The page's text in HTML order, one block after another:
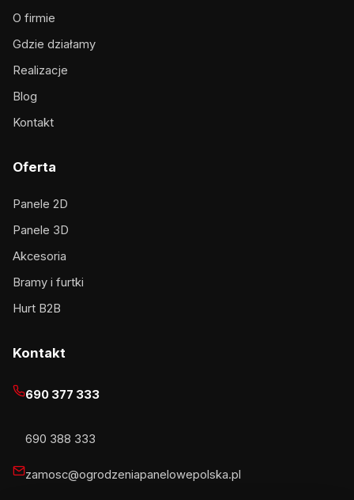
O firmie
Gdzie działamy
Realizacje
Blog
Kontakt
Oferta
Panele 2D
Panele 3D
Akcesoria
Bramy i furtki
Hurt B2B
Kontakt
690 377 333
690 388 333
zamosc@ogrodzeniapanelowepolska.pl